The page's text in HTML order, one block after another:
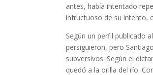
antes, había intentado
infructuoso de su intento,
Según un perfil publicado
persiguieron, pero
subversivos. Según el
quedó a la orilla del río.